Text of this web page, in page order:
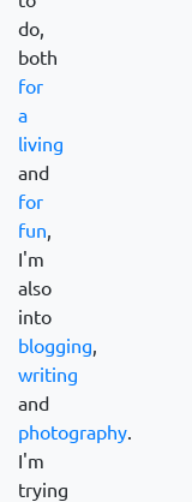
do,
both
for
a
living
and
for
fun,
I'm
also
into
blogging,
writing
and
photography.
I'm
trying